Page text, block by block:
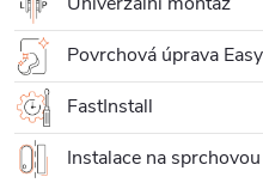
Povrchová úprava
FastInstall
Instalace na